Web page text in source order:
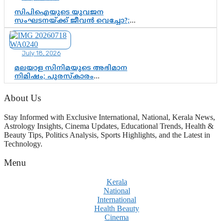
സിപിഐയുടെ യുവജന
സംഘടനയ്ക്ക് ജീവൻ വെച്ചോ?;
ജിസ്മോന്റെ വിമർശനം രാഷ്ട്രീയ
ഇരട്ടത്താപ്പെന്ന് ചർച്ച
July 18, 2026
മലയാള സിനിമയുടെ അഭിമാന
നിമിഷം; പുരസ്‌കാരം
ആഘോഷമാകട്ടെ, മികവ് ശീലമാകട്ടെ
About Us
Stay Informed with Exclusive International, National, Kerala News,
Astrology Insights, Cinema Updates, Educational Trends, Health &
Beauty Tips, Politics Analysis, Sports Highlights, and the Latest in
Technology.
Menu
Kerala
National
International
Health Beauty
Cinema